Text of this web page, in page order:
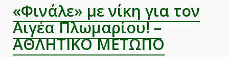
«Φινάλε» με νίκη για τον
Αιγέα Πλωμαρίου! –
ΑΘΛΗΤΙΚΟ ΜΕΤΩΠΟ